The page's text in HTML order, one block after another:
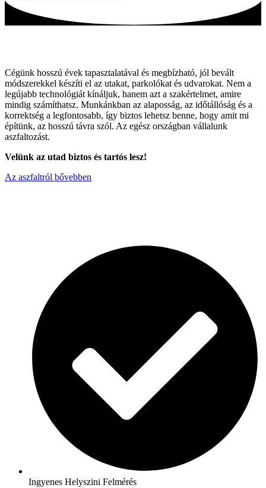
Cégünk hosszú évek tapasztalatával és megbízható, jól bevált
módszerekkel készíti el az utakat, parkolókat és udvarokat. Nem a
legújabb technológiát kínáljuk, hanem azt a szakértelmet, amire
mindig számíthatsz. Munkánkban az alaposság, az időtállóság és a
korrektség a legfontosabb, így biztos lehetsz benne, hogy amit mi
építünk, az hosszú távra szól. Az egész országban vállalunk
aszfaltozást.
Velünk az utad biztos és tartós lesz!
Az aszfaltról bővebben
Ingyenes Helyszini Felmérés